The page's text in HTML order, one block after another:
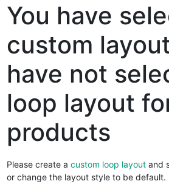
You have
custom
have not
loop layout
products
Please create acustom loop layout and
or change the layout style to be default.